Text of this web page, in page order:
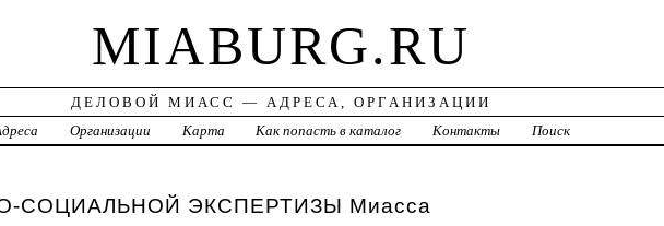
MIABURG.RU
ДЕЛОВОЙ МИАСС — АДРЕСА, ОРГАНИЗАЦИИ
Организации Карта Как попасть в каталог Контакты Поиск
СОЦИАЛЬНОЙ ЭКСПЕРТИЗЫ Миасса